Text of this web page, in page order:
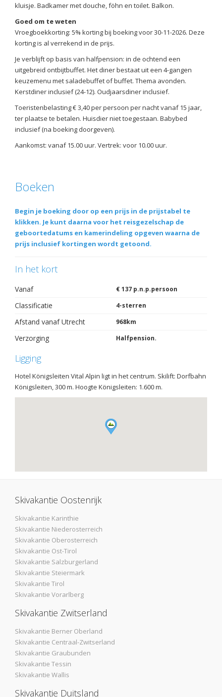
kluisje. Badkamer met douche, föhn en toilet. Balkon.
Goed om te weten
Vroegboekkorting: 5% korting bij boeking voor 30-11-2026. Deze
korting is al verrekend in de prijs.
Je verblijft op basis van halfpension: in de ochtend een
uitgebreid ontbijtbuffet. Het diner bestaat uit een 4-gangen
keuzemenu met saladebuffet of buffet. Thema avonden.
Kerstdiner inclusief (24-12). Oudjaarsdiner inclusief.
Toeristenbelasting € 3,40 per persoon per nacht vanaf 15 jaar,
ter plaatse te betalen. Huisdier niet toegestaan. Babybed
inclusief (na boeking doorgeven).
Aankomst: vanaf 15.00 uur. Vertrek: voor 10.00 uur.
Boeken
Begin je boeking door op een prijs in de prijstabel te
klikken. Je kunt daarna voor het reisgezelschap de
geboortedatums en kamerindeling opgeven waarna de
prijs inclusief kortingen wordt getoond.
In het kort
Vanaf € 137 p.n.p.persoon
Classificatie 4-sterren
Afstand vanaf Utrecht 968km
Verzorging Halfpension.
Ligging
Hotel Königsleiten Vital Alpin ligt in het centrum. Skilift: Dorfbahn
Königsleiten, 300 m. Hoogte Königsleiten: 1.600 m.
Skivakantie Oostenrijk
Skivakantie Karinthie
Skivakantie Niederosterreich
Skivakantie Oberosterreich
Skivakantie Ost-Tirol
Skivakantie Salzburgerland
Skivakantie Steiermark
Skivakantie Tirol
Skivakantie Vorarlberg
Skivakantie Zwitserland
Skivakantie Berner Oberland
Skivakantie Centraal-Zwitserland
Skivakantie Graubunden
Skivakantie Tessin
Skivakantie Wallis
Skivakantie Duitsland